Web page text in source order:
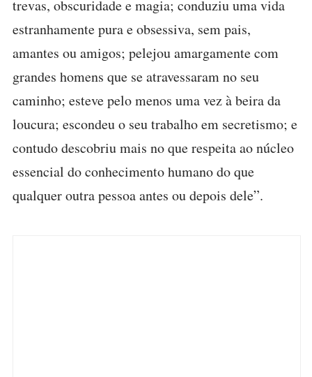
trevas, obscuridade e magia; conduziu uma vida
estranhamente pura e obsessiva, sem pais,
amantes ou amigos; pelejou amargamente com
grandes homens que se atravessaram no seu
caminho; esteve pelo menos uma vez à beira da
loucura; escondeu o seu trabalho em secretismo; e
contudo descobriu mais no que respeita ao núcleo
essencial do conhecimento humano do que
qualquer outra pessoa antes ou depois dele”.